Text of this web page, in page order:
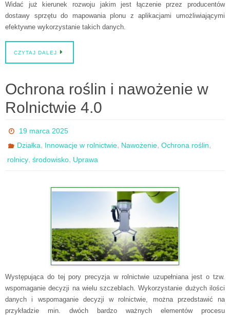
Widać już kierunek rozwoju jakim jest łączenie przez producentów
dostawy sprzętu do mapowania plonu z aplikacjami umożliwiającymi
efektywne wykorzystanie takich danych.
CZYTAJ DALEJ
Ochrona roślin i nawożenie w
Rolnictwie 4.0
19 marca 2025
Działka, Innowacje w rolnictwie, Nawożenie,Ochrona roślin,
rolnicy, środowisko, Uprawa
Występująca do tej pory precyzja w rolnictwie uzupełniana jest o tzw.
wspomaganie decyzji na wielu szczeblach. Wykorzystanie dużych ilości
danych i wspomaganie decyzji w rolnictwie, można przedstawić na
przykładzie min. dwóch bardzo ważnych elementów procesu